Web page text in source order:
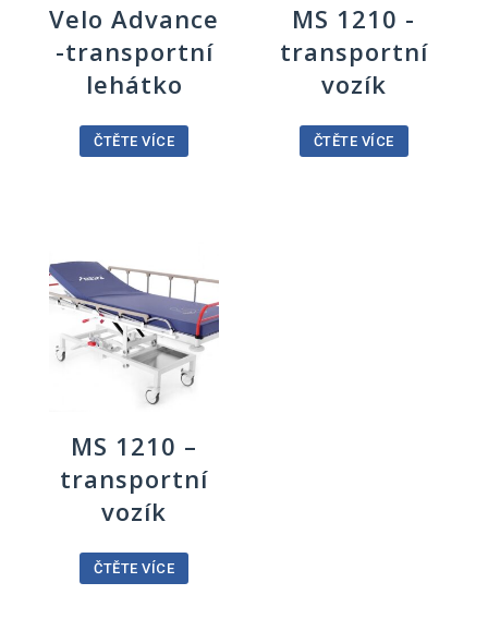
Velo Advance
-transportní
lehátko
ČTĚTE VÍCE
MS 1210 -
transportní
vozík
ČTĚTE VÍCE
MS 1210 –
transportní
vozík
ČTĚTE VÍCE